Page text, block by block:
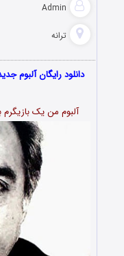
Admin
ترانه
دانلود رایگان آلبوم
آلبوم من یک بازیگرم با کیفیت